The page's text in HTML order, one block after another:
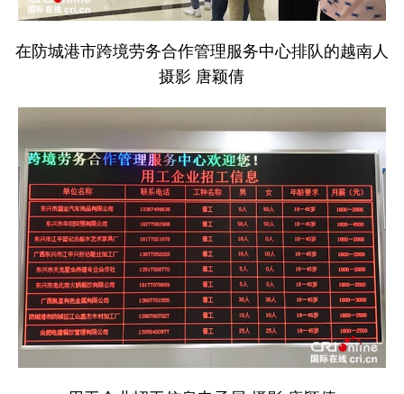
在防城港市跨境劳务合作管理服务中心排队的越南人
摄影 唐颖倩